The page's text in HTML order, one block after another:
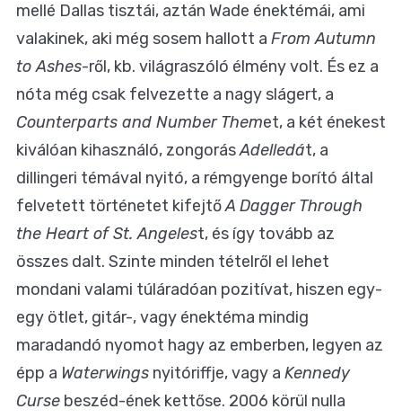
mellé Dallas tisztái, aztán Wade énektémái, ami
valakinek, aki még sosem hallott a From Autumn
to Ashes-ről, kb. világraszóló élmény volt. És ez a
nóta még csak felvezette a nagy slágert, a
Counterparts and Number Themet, a két énekest
kiválóan kihasználó, zongorásAdelledát, a
dillingeri témával nyitó, a rémgyenge borító által
felvetett történetet kifejtőA Dagger Through
the Heart of St. Angelest, és így tovább az
összes dalt. Szinte minden tételről el lehet
mondani valami túláradóan pozitívat, hiszen egy-
egy ötlet, gitár-, vagy énektéma mindig
maradandó nyomot hagy az emberben, legyen az
épp a Waterwings nyitóriffje, vagy a Kennedy
Curse beszéd-ének kettőse. 2006 körül nulla